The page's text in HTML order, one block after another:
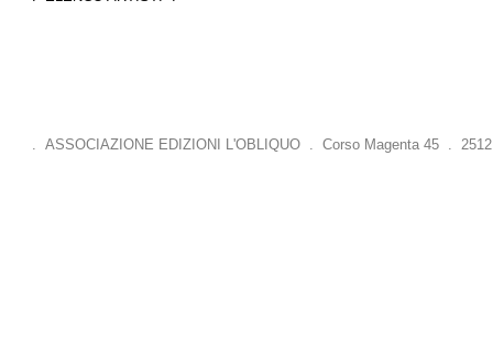
. ASSOCIAZIONE EDIZIONI L'OBLIQUO . Corso Magenta 45 .